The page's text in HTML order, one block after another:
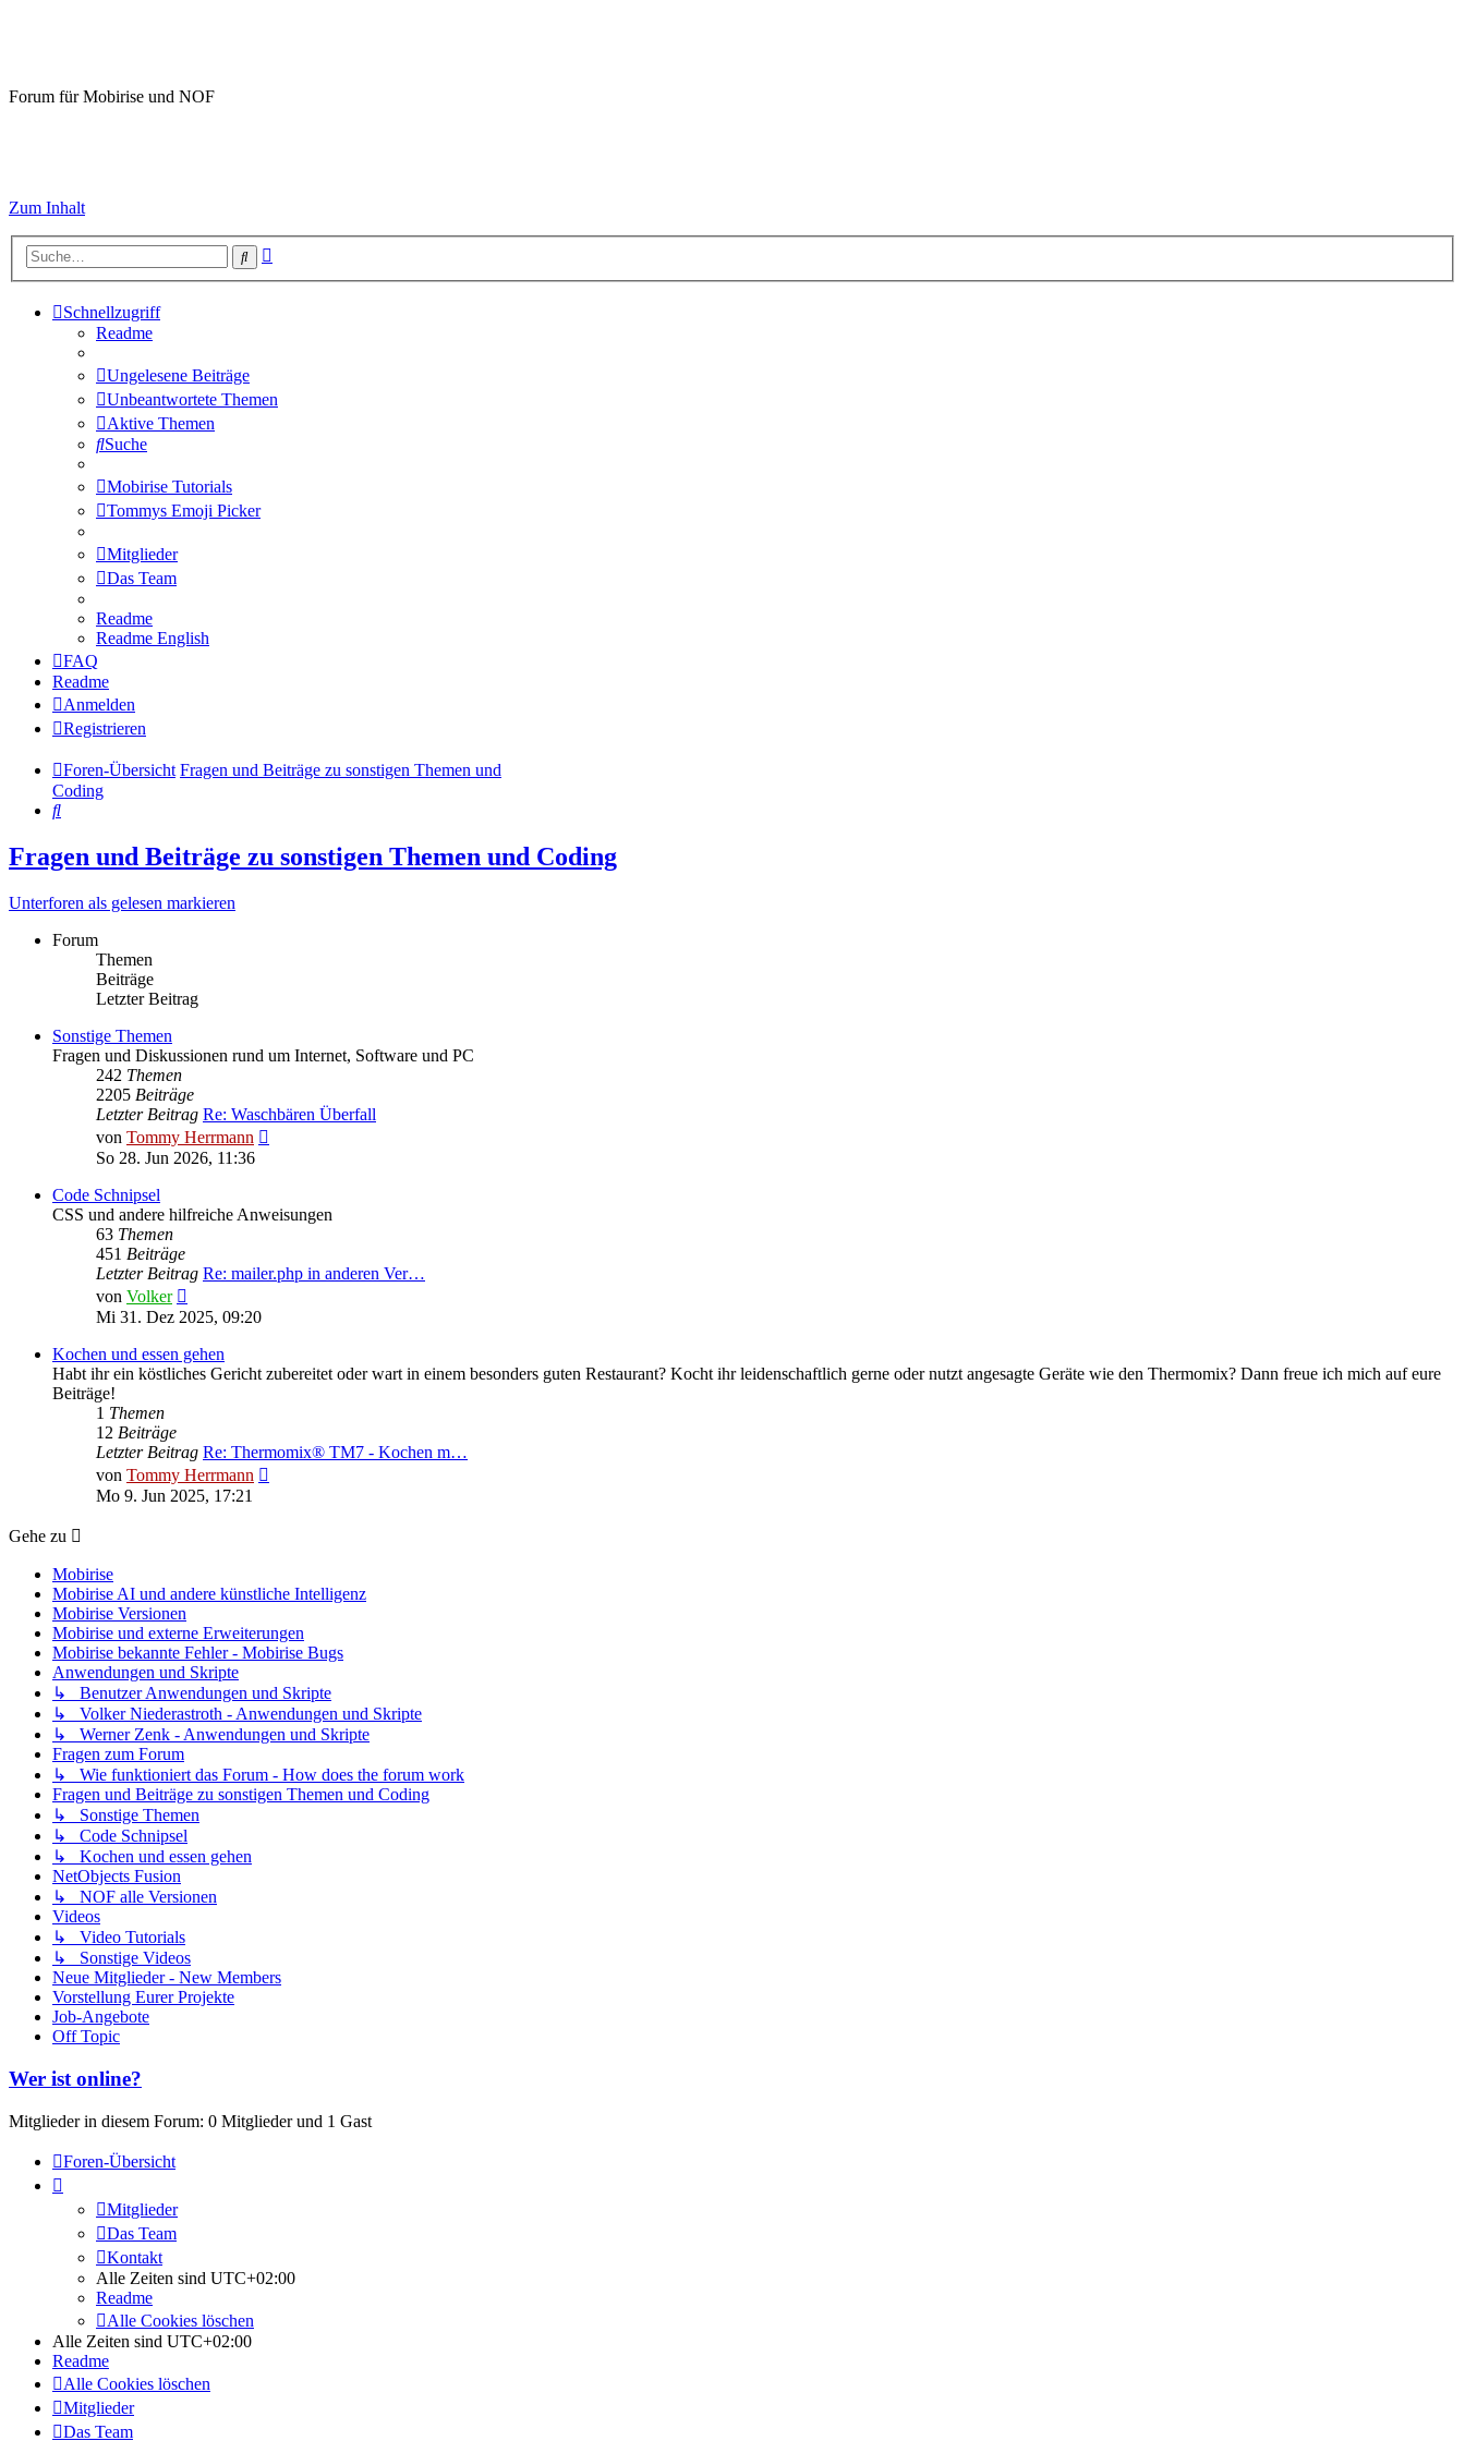
Forum für Mobirise und NOF
Zum Inhalt
Suche
Schnellzugriff
Readme
Ungelesene Beiträge
Unbeantwortete Themen
Aktive Themen
Suche
Mobirise Tutorials
Tommys Emoji Picker
Mitglieder
Das Team
Readme
Readme English
FAQ
Readme
Anmelden
Registrieren
Foren-Übersicht Fragen und Beiträge zu sonstigen Themen und
Coding
Suche
Fragen und Beiträge zu sonstigen Themen und Coding
Unterforen als gelesen markieren
Forum
Themen
Beiträge
Letzter Beitrag
Sonstige Themen
Fragen und Diskussionen rund um Internet, Software und PC
242 Themen
2205 Beiträge
Letzter Beitrag Re: Waschbären Überfall
von Tommy Herrmann
So 28. Jun 2026, 11:36
Code Schnipsel
CSS und andere hilfreiche Anweisungen
63 Themen
451 Beiträge
Letzter Beitrag Re: mailer.php in anderen Ver…
von Volker
Beitrag
Mi 31. Dez 2025, 09:20
Kochen und essen gehen
Habt ihr ein köstliches Gericht zubereitet oder wart in einem besonders guten Restaurant? Kocht ihr leidenschaftlich gerne oder nutzt angesagte Geräte wie den Thermomix? Dann freue ich mich auf eure
Beiträge!
1 Themen
12 Beiträge
Letzter Beitrag Re: Thermomix® TM7 - Kochen m…
von Tommy Herrmann
Mo 9. Jun 2025, 17:21
Gehe zu
Mobirise
Mobirise AI und andere künstliche Intelligenz
Mobirise Versionen
Mobirise und externe Erweiterungen
Mobirise bekannte Fehler - Mobirise Bugs
Anwendungen und Skripte
↳ Benutzer Anwendungen und Skripte
↳ Volker Niederastroth - Anwendungen und Skripte
↳ Werner Zenk - Anwendungen und Skripte
Fragen zum Forum
↳ Wie funktioniert das Forum - How does the forum work
Fragen und Beiträge zu sonstigen Themen und Coding
↳ Sonstige Themen
↳ Code Schnipsel
↳ Kochen und essen gehen
NetObjects Fusion
↳ NOF alle Versionen
Videos
↳ Video Tutorials
↳ Sonstige Videos
Neue Mitglieder - New Members
Vorstellung Eurer Projekte
Job-Angebote
Off Topic
Wer ist online?
Mitglieder in diesem Forum: 0 Mitglieder und 1 Gast
Foren-Übersicht
Mitglieder
Das Team
Kontakt
Alle Zeiten sind UTC+02:00
Readme
Alle Cookies löschen
Alle Zeiten sind UTC+02:00
Readme
Alle Cookies löschen
Mitglieder
Das Team